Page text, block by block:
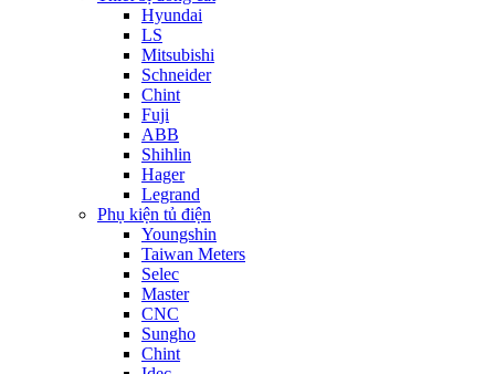
Hyundai
LS
Mitsubishi
Schneider
Chint
Fuji
ABB
Shihlin
Hager
Legrand
Phụ kiện tủ điện
Youngshin
Taiwan Meters
Selec
Master
CNC
Sungho
Chint